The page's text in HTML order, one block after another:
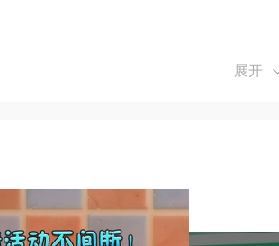
冰锥轰炸该区域，对敌方僵尸造成高额伤
点就是受到了伤害就会异常愤怒继而激发
展开